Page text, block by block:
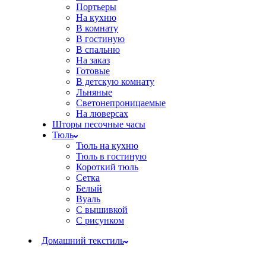
Портьеры
На кухню
В комнату
В гостиную
В спальню
На заказ
Готовые
В детскую комнату
Льняные
Светонепроницаемые
На люверсах
Шторы песочные часы
Тюль
Тюль на кухню
Тюль в гостиную
Короткий тюль
Сетка
Белый
Вуаль
С вышивкой
С рисунком
Домашний текстиль